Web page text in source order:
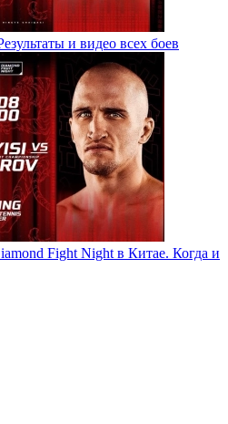
и видео всех боев
Fight Night в Китае. Когда и